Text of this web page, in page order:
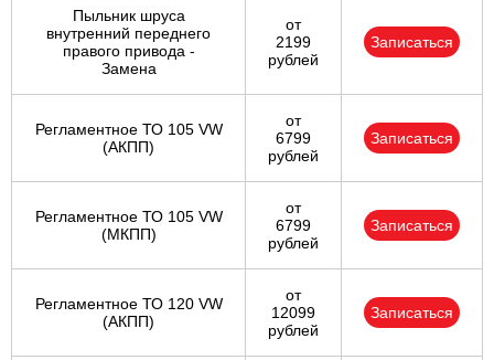
Пыльник шруса
внутренний переднего
правого привода -
Замена
от
2199
рублей
Записаться
Регламентное ТО 105 VW
(АКПП)
от
6799
рублей
Записаться
Регламентное ТО 105 VW
(МКПП)
от
6799
рублей
Записаться
Регламентное ТО 120 VW
(АКПП)
от
12099
рублей
Записаться